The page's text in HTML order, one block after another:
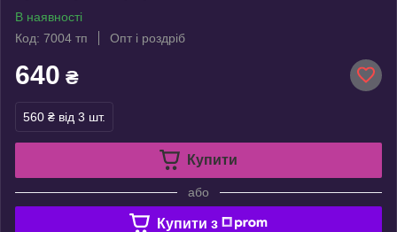
В наявності
Код: 7004 тп
Опт і роздріб
640 ₴
560 ₴ від 3 шт.
Купити
або
Купити з